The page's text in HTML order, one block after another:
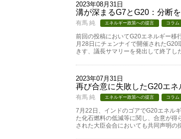
2023年08月31日
溝が深まるG7とG20：分断
有馬 純 エネルギー政策への提言 コラム
前回の投稿においてG20エネルギー移
月28日にチェンナイで開催された
きす、議長サマリーを発出して終了し
2023年07月31日
再び合意に失敗したG20エ
有馬 純 エネルギー政策への提言 コラム
7月22日、インドのゴアでG20エネル
た化石燃料の低減等に関し、合意が
された大臣会合においても共同声明の